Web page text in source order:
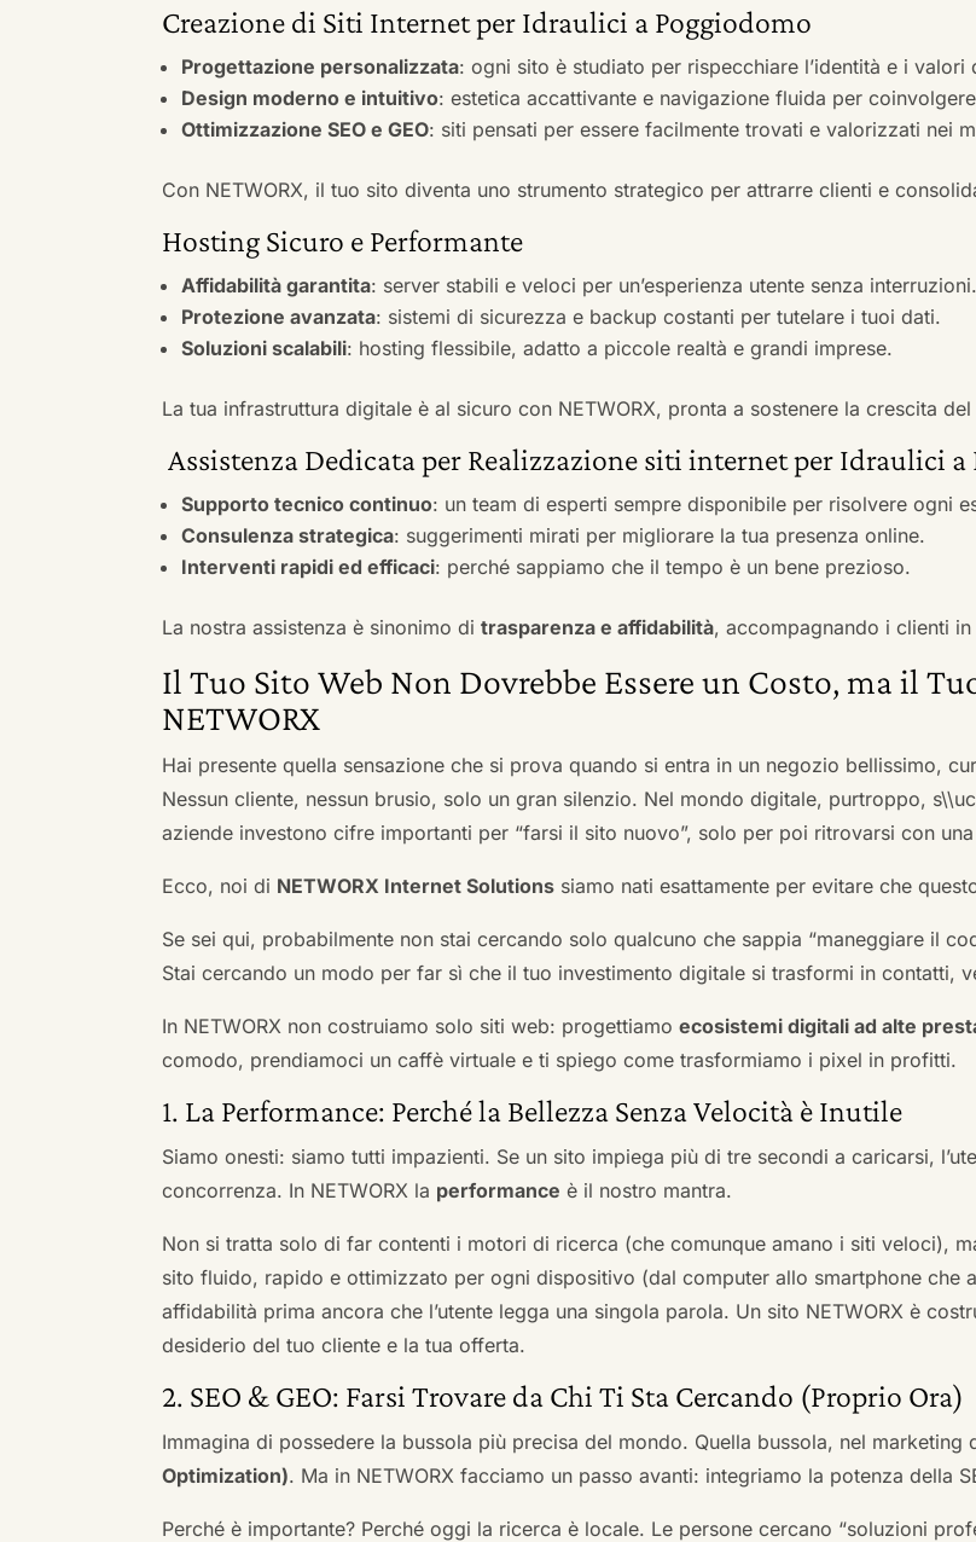
Creazione di Siti Internet per Idraulici a Poggiodomo
Progettazione personalizzata: ogni sito è studiato per rispecchiare l’identità e i valori
Design moderno e intuitivo: estetica accattivante e navigazione fluida per
Ottimizzazione SEO e GEO: siti pensati per essere facilmente trovati e valorizzati nei
Con NETWORX, il tuo sito diventa uno strumento strategico per attrarre clienti e
Hosting Sicuro e Performante
Affidabilità garantita: server stabili e veloci per un’esperienza utente senza interruzioni.
Protezione avanzata: sistemi di sicurezza e backup costanti per tutelare i tuoi dati.
Soluzioni scalabili: hosting flessibile, adatto a piccole realtà e grandi imprese.
La tua infrastruttura digitale è al sicuro con NETWORX, pronta a sostenere la crescita
Assistenza Dedicata per Realizzazione siti internet per Idraulici a
Supporto tecnico continuo: un team di esperti sempre disponibile per risolvere ogni
Consulenza strategica: suggerimenti mirati per migliorare la tua presenza online.
Interventi rapidi ed efficaci: perché sappiamo che il tempo è un bene prezioso.
La nostra assistenza è sinonimo ditrasparenza e affidabilità, accompagnando i clienti
Il Tuo Sito Web Non Dovrebbe Essere un Costo, ma il
NETWORX
Hai presente quella sensazione che si prova quando si entra in un negozio bellissimo,
Nessun cliente, nessun brusio, solo un gran silenzio. Nel mondo digitale, purtroppo,
aziende investono cifre importanti per “farsi il sito nuovo”, solo per poi ritrovarsi con
Ecco, noi di NETWORX Internet Solutions siamo nati esattamente per evitare che
Se sei qui, probabilmente non stai cercando solo qualcuno che sappia “maneggiare il
Stai cercando un modo per far sì che il tuo investimento digitale si trasformi in contatti,
In NETWORX non costruiamo solo siti web: progettiamoecosistemi digitali ad alte
comodo, prendiamoci un caffè virtuale e ti spiego come trasformiamo i pixel in profitti.
1. La Performance: Perché la Bellezza Senza Velocità è Inutile
Siamo onesti: siamo tutti impazienti. Se un sito impiega più di tre secondi a caricarsi,
concorrenza. In NETWORX la performance è il nostro mantra.
Non si tratta solo di far contenti i motori di ricerca (che comunque amano i siti veloci),
sito fluido, rapido e ottimizzato per ogni dispositivo (dal computer allo smartphone che
affidabilità prima ancora che l’utente legga una singola parola. Un sito NETWORX è
desiderio del tuo cliente e la tua offerta.
2. SEO & GEO: Farsi Trovare da Chi Ti Sta Cercando (Proprio Ora)
Immagina di possedere la bussola più precisa del mondo. Quella bussola, nel
Optimization). Ma in NETWORX facciamo un passo avanti: integriamo la potenza della
Perché è importante? Perché oggi la ricerca è locale. Le persone cercano “soluzioni